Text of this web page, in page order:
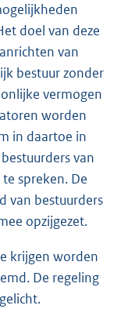
doel van deze
van
bestuur zonder
vermogen
worden
in daartoe in
van
spreken. De
van bestuurders
opzijgezet.
krijgen worden
De regeling